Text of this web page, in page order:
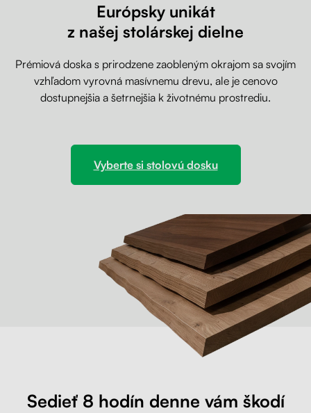
Európsky unikát
z našej stolárskej dielne
Prémiová doska s prirodzene zaobleným okrajom sa svojím
vzhľadom vyrovná masívnemu drevu, ale je cenovo
dostupnejšia a šetrnejšia k životnému prostrediu.
Vyberte si stolovú dosku
Sedieť 8 hodín denne vám škodí